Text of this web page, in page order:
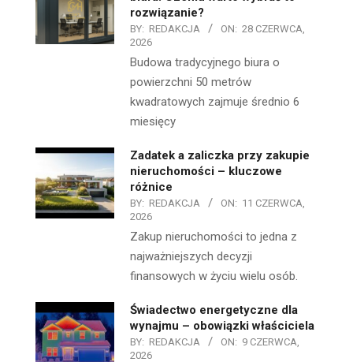
rozwiązanie?
BY: REDAKCJA ON: 28 CZERWCA,
2026
Budowa tradycyjnego biura o
powierzchni 50 metrów
kwadratowych zajmuje średnio 6
miesięcy
Zadatek a zaliczka przy zakupie
nieruchomości – kluczowe
różnice
BY: REDAKCJA ON: 11 CZERWCA,
2026
Zakup nieruchomości to jedna z
najważniejszych decyzji
finansowych w życiu wielu osób.
Świadectwo energetyczne dla
wynajmu – obowiązki właściciela
BY: REDAKCJA ON: 9 CZERWCA,
2026